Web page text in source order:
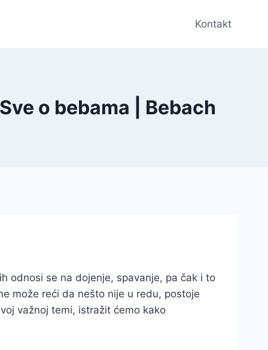
Kontakt
o bebama | Bebach
odnosi se na dojenje, spavanje, pa čak i to
može reći da nešto nije u redu, postoje
važnoj temi, istražit ćemo kako